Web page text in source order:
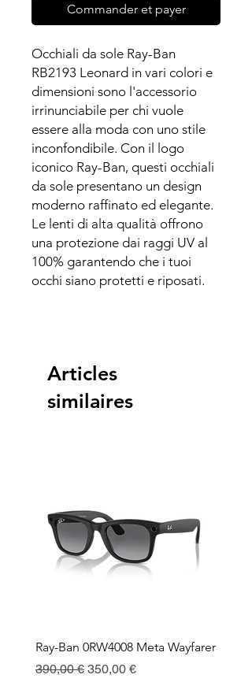
Commander et payer
Occhiali da sole Ray-Ban
RB2193 Leonard in vari colori e
dimensioni sono l'accessorio
irrinunciabile per chi vuole
essere alla moda con uno stile
inconfondibile. Con il logo
iconico Ray-Ban, questi occhiali
da sole presentano un design
moderno raffinato ed elegante.
Le lenti di alta qualità offrono
una protezione dai raggi UV al
100% garantendo che i tuoi
occhi siano protetti e riposati.
Articles
similaires
Ray-Ban 0RW4008 Meta Wayfarer
Prix original
390,00 € Prix promotionnel
350,00 €